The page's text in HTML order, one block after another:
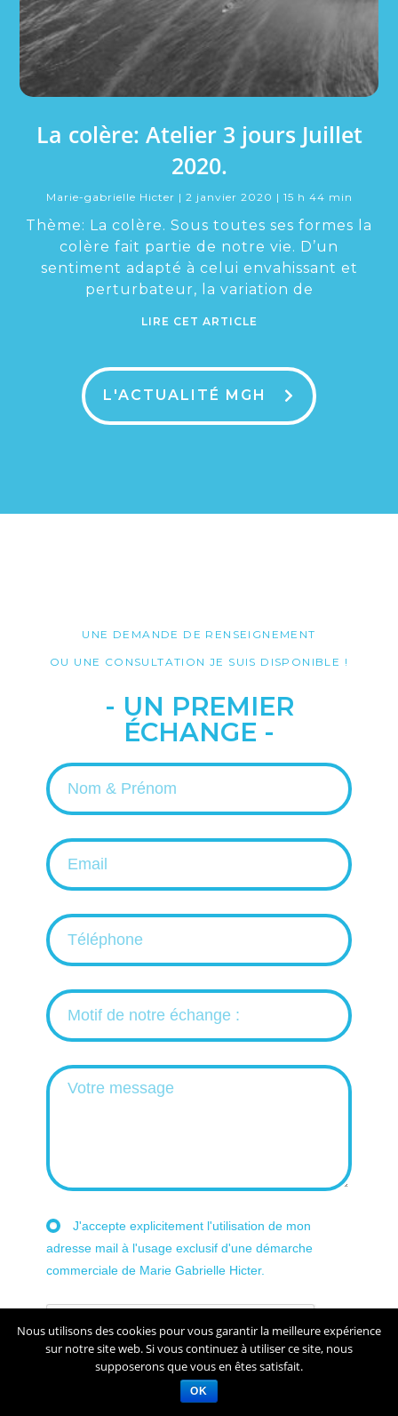
La colère: Atelier 3 jours Juillet
2020.
Marie-gabrielle Hicter 2 janvier 2020 15 h 44 min
Thème: La colère. Sous toutes ses formes la
colère fait partie de notre vie. D’un
sentiment adapté à celui envahissant et
perturbateur, la variation de
LIRE CET ARTICLE
L'ACTUALITÉ MGH
UNE DEMANDE DE RENSEIGNEMENT
OU UNE CONSULTATION JE SUIS DISPONIBLE !
- UN PREMIER
ÉCHANGE -
J'accepte explicitement l'utilisation de mon
adresse mail à l'usage exclusif d'une démarche
commerciale de Marie Gabrielle Hicter.
Nous utilisons des cookies pour vous garantir la meilleure expérience
sur notre site web. Si vous continuez à utiliser ce site, nous
supposerons que vous en êtes satisfait.
OK